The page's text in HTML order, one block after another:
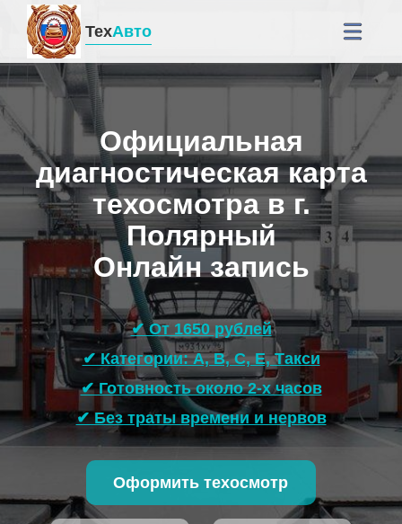
ТехАвто
Официальная
диагностическая карта
техосмотра в г.
Полярный
Онлайн запись
✔ От 1650 рублей
✔ Категории: A, B, C, E, Такси
✔ Готовность около 2-х часов
✔ Без траты времени и нервов
Оформить техосмотр